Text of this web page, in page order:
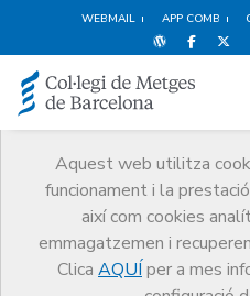
WEBMAIL APP COMB
Aquest web utilitza
funcionament i la
així com cookies
emmagatzemen i
Clica AQUÍ per a mes
Avantatges i
descomptes
Serveis Altres serveis